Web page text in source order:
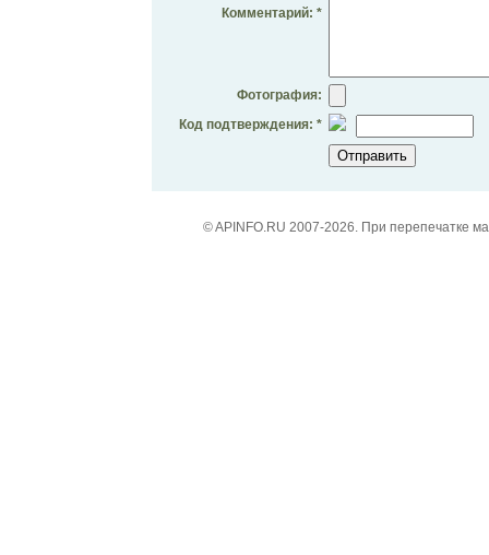
Комментарий: *
Фотография:
Код подтверждения: *
© APINFO.RU 2007-2026. При перепечатке